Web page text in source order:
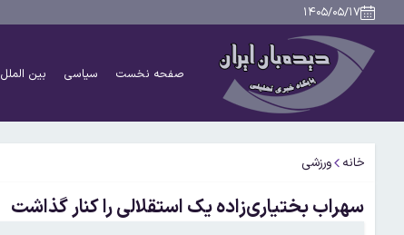
۱۴۰۵/۰۵/۱۷
صفحه نخست سیاسی بین الملل
خانه ورزشی
سهراب بختیاری‌زاده یک استقلالی را کنار گذاشت